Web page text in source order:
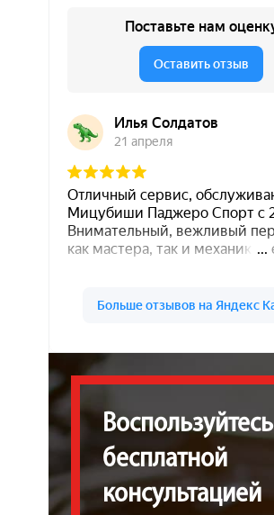
Воспользуйтесь
бесплатной
консультацией